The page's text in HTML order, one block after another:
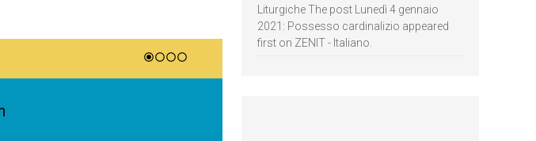
Liturgiche The post Lunedì 4 gennaio
2021: Possesso cardinalizio appeared
first on ZENIT - Italiano.